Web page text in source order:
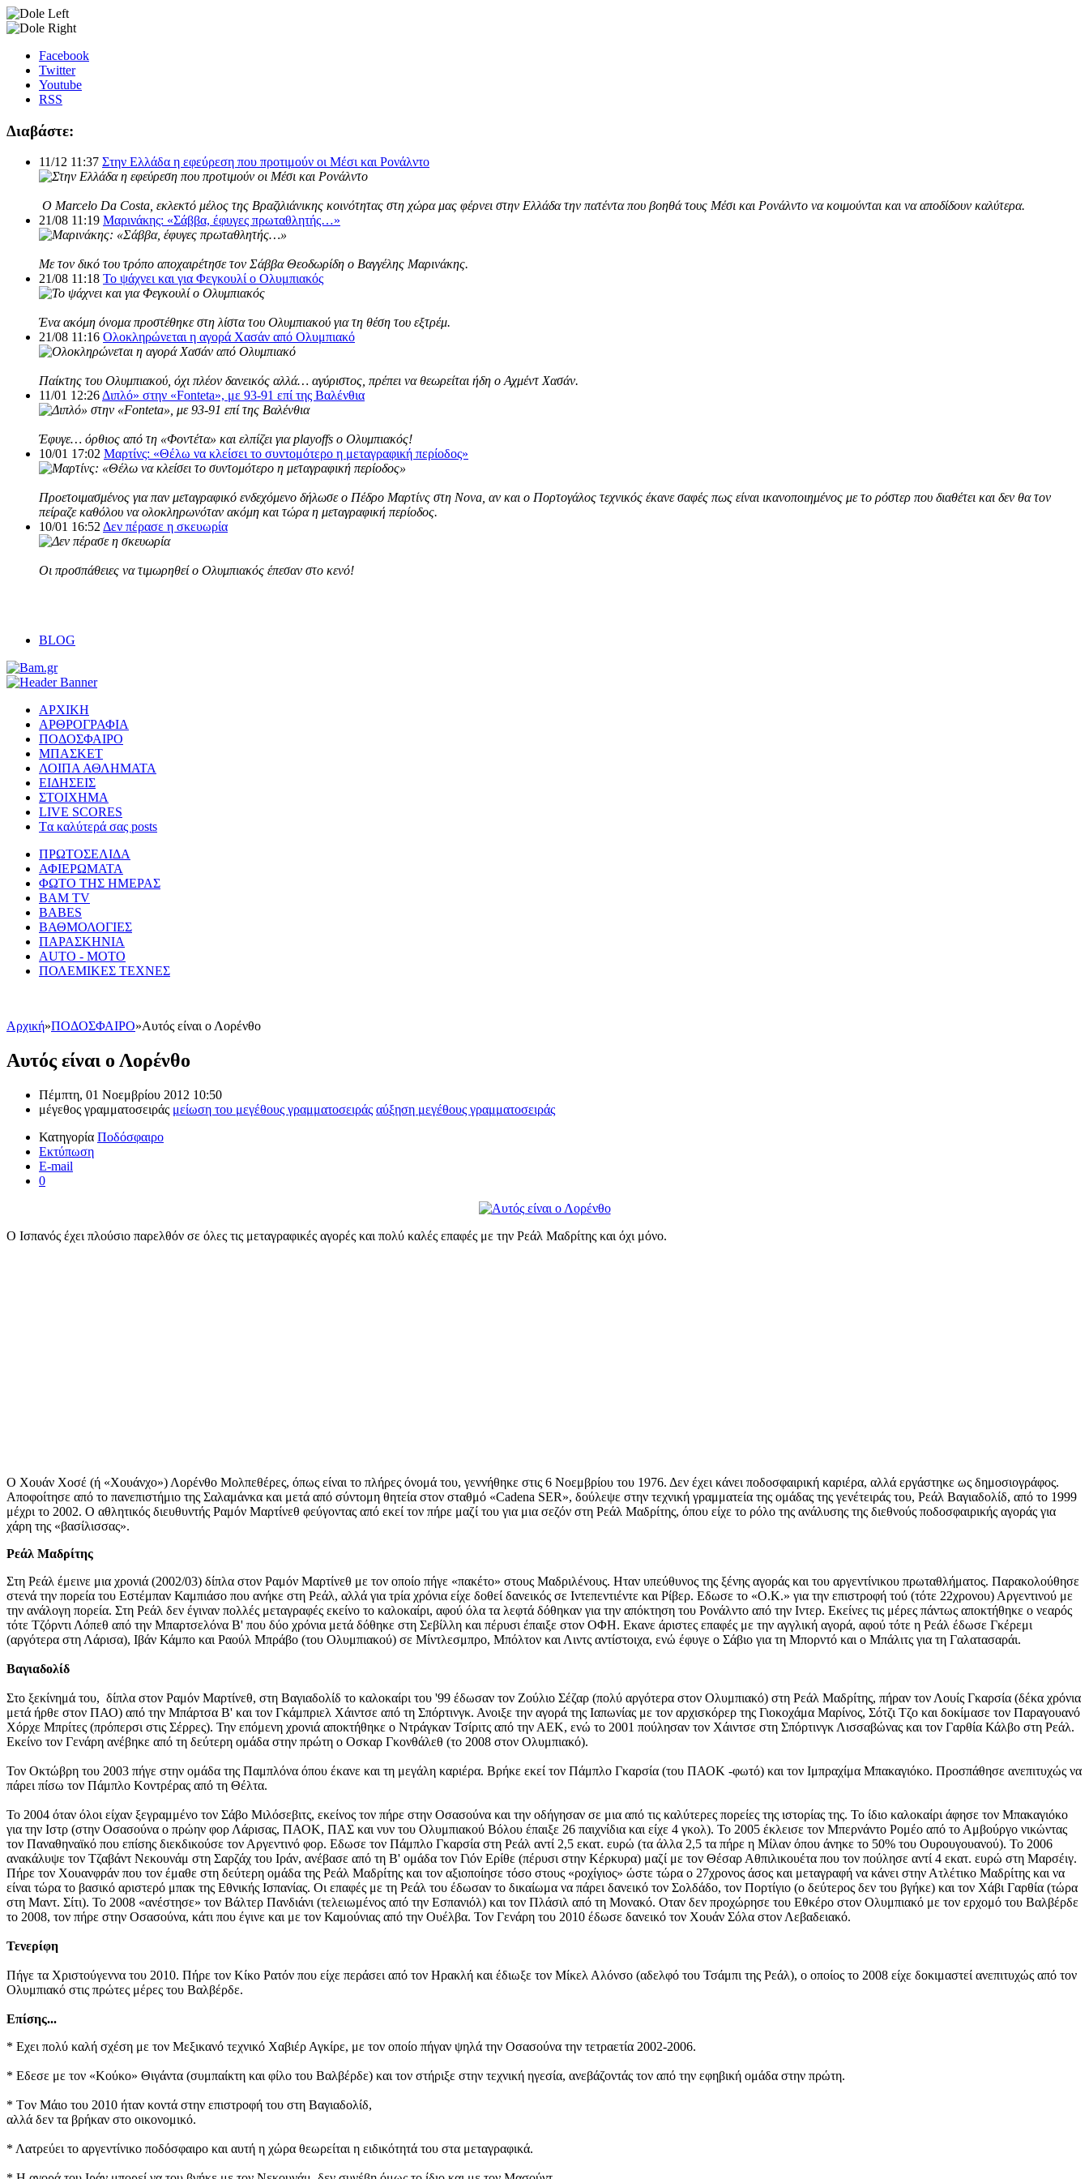
Facebook
Twitter
Youtube
RSS
Διαβάστε:
11/12 11:37 Στην Ελλάδα η εφεύρεση που προτιμούν οι Μέσι και Ρονάλντο
Ο Marcelo Da Costa, εκλεκτό μέλος της Βραζιλιάνικης κοινότητας στη χώρα μας φέρνει στην Ελλάδα την πατέντα που βοηθά τους Μέσι και Ρονάλντο να κοιμούνται και να αποδίδουν καλύτερα.
21/08 11:19 Μαρινάκης: «Σάββα, έφυγες πρωταθλητής…»
Με τον δικό του τρόπο αποχαιρέτησε τον Σάββα Θεοδωρίδη ο Βαγγέλης Μαρινάκης.
21/08 11:18 Το ψάχνει και για Φεγκουλί ο Ολυμπιακός
Ένα ακόμη όνομα προστέθηκε στη λίστα του Ολυμπιακού για τη θέση του εξτρέμ.
21/08 11:16 Ολοκληρώνεται η αγορά Χασάν από Ολυμπιακό
Παίκτης του Ολυμπιακού, όχι πλέον δανεικός αλλά… αγύριστος, πρέπει να θεωρείται ήδη ο Αχμέντ Χασάν.
11/01 12:26Διπλό» στην «Fonteta», με 93-91 επί της Βαλένθια
Έφυγε… όρθιος από τη «Φοντέτα» και ελπίζει για playoffs ο Ολυμπιακός!
10/01 17:02 Μαρτίνς: «Θέλω να κλείσει το συντομότερο η μεταγραφική περίοδος»
Προετοιμασμένος για παν μεταγραφικό ενδεχόμενο δήλωσε ο Πέδρο Μαρτίνς στη Nova, αν και ο Πορτογάλος τεχνικός έκανε σαφές πως είναι ικανοποιημένος με το ρόστερ που διαθέτει και δεν θα τον
πείραζε καθόλου να ολοκληρωνόταν ακόμη και τώρα η μεταγραφική περίοδος.
10/01 16:52Δεν πέρασε η σκευωρία
Οι προσπάθειες να τιμωρηθεί o Ολυμπιακός έπεσαν στο κενό!
BLOG
ΑΡΧΙΚΗ
ΑΡΘΡΟΓΡΑΦΙΑ
ΠΟΔΟΣΦΑΙΡΟ
ΜΠΑΣΚΕΤ
ΛΟΙΠΑ ΑΘΛΗΜΑΤΑ
ΕΙΔΗΣΕΙΣ
ΣΤΟΙΧΗΜΑ
LIVE SCORES
Tα καλύτερά σας posts
ΠΡΩΤΟΣΕΛΙΔΑ
ΑΦΙΕΡΩΜΑΤΑ
ΦΩΤΟ ΤΗΣ ΗΜΕΡΑΣ
BAM TV
BABES
ΒΑΘΜΟΛΟΓΙΕΣ
ΠΑΡΑΣΚΗΝΙΑ
AUTO - MOTO
ΠΟΛΕΜΙΚΕΣ ΤΕΧΝΕΣ
Αρχική»ΠΟΔΟΣΦΑΙΡΟ»Αυτός είναι ο Λορένθο
Αυτός είναι ο Λορένθο
Πέμπτη, 01 Νοεμβρίου 2012 10:50
μέγεθος γραμματοσειράς μείωση του μεγέθους γραμματοσειράς αύξηση μεγέθους γραμματοσειράς
Κατηγορία Ποδόσφαιρο
Εκτύπωση
E-mail
0
Ο Ισπανός έχει πλούσιο παρελθόν σε όλες τις μεταγραφικές αγορές και πολύ καλές επαφές με την Ρεάλ Μαδρίτης και όχι μόνο.
Ο Χουάν Χοσέ (ή «Χουάνχο») Λορένθο Μολπεθέρες, όπως είναι το πλήρες όνομά του, γεννήθηκε στις 6 Νοεμβρίου του 1976. Δεν έχει κάνει ποδοσφαιρική καριέρα, αλλά εργάστηκε ως δημοσιογράφος.
Αποφοίτησε από το πανεπιστήμιο της Σαλαμάνκα και μετά από σύντομη θητεία στον σταθμό «Cadena SER», δούλεψε στην τεχνική γραμματεία της ομάδας της γενέτειράς του, Ρεάλ Βαγιαδολίδ, από το 1999
μέχρι το 2002. Ο αθλητικός διευθυντής Ραμόν Μαρτίνεθ φεύγοντας από εκεί τον πήρε μαζί του για μια σεζόν στη Ρεάλ Μαδρίτης, όπου είχε το ρόλο της ανάλυσης της διεθνούς ποδοσφαιρικής αγοράς για
χάρη της «βασίλισσας».
Ρεάλ Μαδρίτης
Στη Ρεάλ έμεινε μια χρονιά (2002/03) δίπλα στον Ραμόν Μαρτίνεθ με τον οποίο πήγε «πακέτο» στους Μαδριλένους. Ηταν υπεύθυνος της ξένης αγοράς και του αργεντίνικου πρωταθλήματος. Παρακολούθησε
στενά την πορεία του Εστέμπαν Καμπιάσο που ανήκε στη Ρεάλ, αλλά για τρία χρόνια είχε δοθεί δανεικός σε Ιντεπεντιέντε και Ρίβερ. Εδωσε το «Ο.Κ.» για την επιστροφή τού (τότε 22χρονου) Αργεντινού με
την ανάλογη πορεία. Στη Ρεάλ δεν έγιναν πολλές μεταγραφές εκείνο το καλοκαίρι, αφού όλα τα λεφτά δόθηκαν για την απόκτηση του Ρονάλντο από την Ιντερ. Εκείνες τις μέρες πάντως αποκτήθηκε ο νεαρός
τότε Τζόρντι Λόπεθ από την Μπαρτσελόνα Β' που δύο χρόνια μετά δόθηκε στη Σεβίλλη και πέρυσι έπαιξε στον ΟΦΗ. Εκανε άριστες επαφές με την αγγλική αγορά, αφού τότε η Ρεάλ έδωσε Γκέρεμι
(αργότερα στη Λάρισα), Ιβάν Κάμπο και Ραούλ Μπράβο (του Ολυμπιακού) σε Μίντλεσμπρο, Μπόλτον και Λιντς αντίστοιχα, ενώ έφυγε ο Σάβιο για τη Μπορντό και ο Μπάλιτς για τη Γαλατασαράι.
Βαγιαδολίδ
Στο ξεκίνημά του, δίπλα στον Ραμόν Μαρτίνεθ, στη Βαγιαδολίδ το καλοκαίρι του '99 έδωσαν τον Ζούλιο Σέζαρ (πολύ αργότερα στον Ολυμπιακό) στη Ρεάλ Μαδρίτης, πήραν τον Λουίς Γκαρσία (δέκα χρόνια
μετά ήρθε στον ΠΑΟ) από την Μπάρτσα Β' και τον Γκάμπριελ Χάιντσε από τη Σπόρτινγκ. Ανοιξε την αγορά της Ιαπωνίας με τον αρχισκόρερ της Γιοκοχάμα Μαρίνος, Σότζι Τζο και δοκίμασε τον Παραγουανό
Χόρχε Μπρίτες (πρόπερσι στις Σέρρες). Την επόμενη χρονιά αποκτήθηκε ο Ντράγκαν Τσίριτς από την ΑΕΚ, ενώ το 2001 πούλησαν τον Χάιντσε στη Σπόρτινγκ Λισσαβώνας και τον Γαρθία Κάλβο στη Ρεάλ.
Εκείνο τον Γενάρη ανέβηκε από τη δεύτερη ομάδα στην πρώτη ο Οσκαρ Γκονθάλεθ (το 2008 στον Ολυμπιακό).
Τον Οκτώβρη του 2003 πήγε στην ομάδα της Παμπλόνα όπου έκανε και τη μεγάλη καριέρα. Βρήκε εκεί τον Πάμπλο Γκαρσία (του ΠΑΟΚ -φωτό) και τον Ιμπραχίμα Μπακαγιόκο. Προσπάθησε ανεπιτυχώς να
πάρει πίσω τον Πάμπλο Κοντρέρας από τη Θέλτα.
Το 2004 όταν όλοι είχαν ξεγραμμένο τον Σάβο Μιλόσεβιτς, εκείνος τον πήρε στην Οσασούνα και την οδήγησαν σε μια από τις καλύτερες πορείες της ιστορίας της. Το ίδιο καλοκαίρι άφησε τον Μπακαγιόκο
για την Ιστρ (στην Οσασούνα ο πρώην φορ Λάρισας, ΠΑΟΚ, ΠΑΣ και νυν του Ολυμπιακού Βόλου έπαιξε 26 παιχνίδια και είχε 4 γκολ). Το 2005 έκλεισε τον Μπερνάντο Ρομέο από το Αμβούργο νικώντας
τον Παναθηναϊκό που επίσης διεκδικούσε τον Αργεντινό φορ. Εδωσε τον Πάμπλο Γκαρσία στη Ρεάλ αντί 2,5 εκατ. ευρώ (τα άλλα 2,5 τα πήρε η Μίλαν όπου άνηκε το 50% του Ουρουγουανού). Το 2006
ανακάλυψε τον Τζαβάντ Νεκουνάμ στη Σαρζάχ του Ιράν, ανέβασε από τη Β' ομάδα τον Γιόν Ερίθε (πέρυσι στην Κέρκυρα) μαζί με τον Θέσαρ Αθπιλικουέτα που τον πούλησε αντί 4 εκατ. ευρώ στη Μαρσέιγ.
Πήρε τον Χουανφράν που τον έμαθε στη δεύτερη ομάδα της Ρεάλ Μαδρίτης και τον αξιοποίησε τόσο στους «ροχίγιος» ώστε τώρα ο 27χρονος άσος και μεταγραφή να κάνει στην Ατλέτικο Μαδρίτης και να
είναι τώρα το βασικό αριστερό μπακ της Εθνικής Ισπανίας. Οι επαφές με τη Ρεάλ του έδωσαν το δικαίωμα να πάρει δανεικό τον Σολδάδο, τον Πορτίγιο (ο δεύτερος δεν του βγήκε) και τον Χάβι Γαρθία (τώρα
στη Μαντ. Σίτι). Το 2008 «ανέστησε» τον Βάλτερ Πανδιάνι (τελειωμένος από την Εσπανιόλ) και τον Πλάσιλ από τη Μονακό. Οταν δεν προχώρησε του Εθκέρο στον Ολυμπιακό με τον ερχομό του Βαλβέρδε
το 2008, τον πήρε στην Οσασούνα, κάτι που έγινε και με τον Καμούνιας από την Ουέλβα. Τον Γενάρη του 2010 έδωσε δανεικό τον Χουάν Σόλα στον Λεβαδειακό.
Τενερίφη
Πήγε τα Χριστούγεννα του 2010. Πήρε τον Κίκο Ρατόν που είχε περάσει από τον Ηρακλή και έδιωξε τον Μίκελ Αλόνσο (αδελφό του Τσάμπι της Ρεάλ), ο οποίος το 2008 είχε δοκιμαστεί ανεπιτυχώς από τον
Ολυμπιακό στις πρώτες μέρες του Βαλβέρδε.
Επίσης...
* Εχει πολύ καλή σχέση με τον Μεξικανό τεχνικό Χαβιέρ Αγκίρε, με τον οποίο πήγαν ψηλά την Οσασούνα την τετραετία 2002-2006.
* Εδεσε με τον «Κούκο» Θιγάντα (συμπαίκτη και φίλο του Βαλβέρδε) και τον στήριξε στην τεχνική ηγεσία, ανεβάζοντάς τον από την εφηβική ομάδα στην πρώτη.
* Tον Μάιο του 2010 ήταν κοντά στην επιστροφή του στη Βαγιαδολίδ,
αλλά δεν τα βρήκαν στο οικονομικό.
* Λατρεύει το αργεντίνικο ποδόσφαιρο και αυτή η χώρα θεωρείται η ειδικότητά του στα μεταγραφικά.